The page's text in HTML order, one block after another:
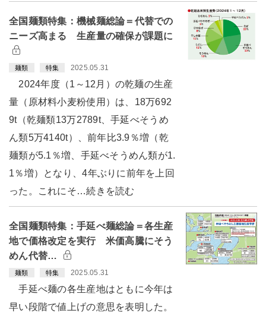
全国麺類特集：機械麺総論＝代替での
ニーズ高まる 生産量の確保が課題に
麺類 特集 2025.05.31
2024年度（1～12月）の乾麺の生産
量（原材料小麦粉使用）は、18万692
9t（乾麺類13万2789t、手延べそうめ
ん類5万4140t）、前年比3.9％増（乾
麺類が5.1％増、手延べそうめん類が1.
1％増）となり、4年ぶりに前年を上回
った。これにそ…続きを読む
全国麺類特集：手延べ麺総論＝各生産
地で価格改定を実行 米価高騰にそう
めん代替…
麺類 特集 2025.05.31
手延べ麺の各生産地はともに今年は
早い段階で値上げの意思を表明した。